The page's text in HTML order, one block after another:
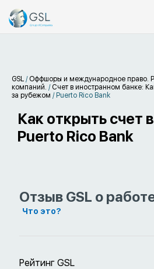
GSL / Оффшоры и международное право.
компаний. / Счет в иностранном банке:
за рубежом / Puerto Rico Bank
Как открыть счет
Puerto Rico Bank
Отзыв GSL о
Что это?
Рейтинг GSL